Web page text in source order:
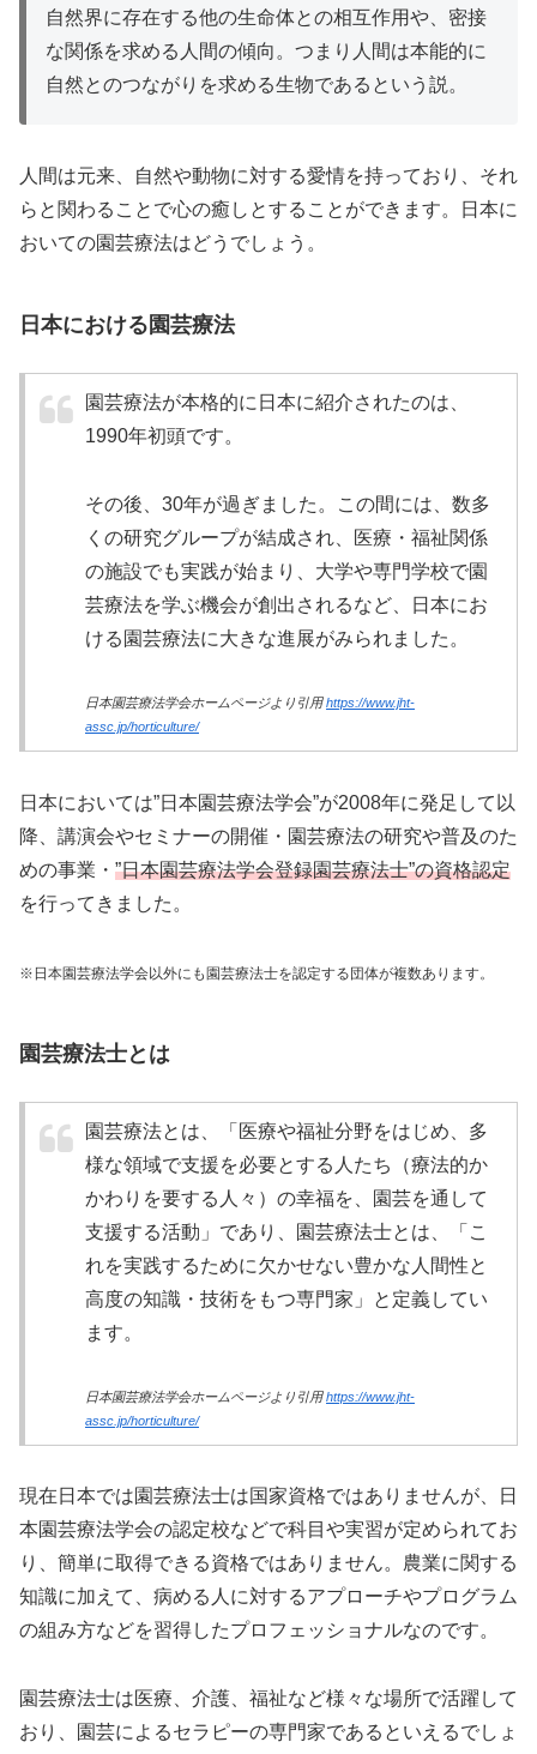
自然界に存在する他の生命体との相互作用や、密接
な関係を求める人間の傾向。つまり人間は本能的に
自然とのつながりを求める生物であるという説。
人間は元来、自然や動物に対する愛情を持っており、それ
らと関わることで心の癒しとすることができます。日本に
おいての園芸療法はどうでしょう。
日本における園芸療法
園芸療法が本格的に日本に紹介されたのは、
1990年初頭です。
その後、30年が過ぎました。この間には、数多
くの研究グループが結成され、医療・福祉関係
の施設でも実践が始まり、大学や専門学校で園
芸療法を学ぶ機会が創出されるなど、日本にお
ける園芸療法に大きな進展がみられました。
日本園芸療法学会ホームページより引用https://www.jht-
assc.jp/horticulture/
日本においては”日本園芸療法学会”が2008年に発足して以
降、講演会やセミナーの開催・園芸療法の研究や普及のた
めの事業・ ”日本園芸療法学会登録園芸療法士”の資格認定
を行ってきました。
※日本園芸療法学会以外にも園芸療法士を認定する団体が複数あります。
園芸療法士とは
園芸療法とは、「医療や福祉分野をはじめ、多
様な領域で支援を必要とする人たち（療法的か
かわりを要する人々）の幸福を、園芸を通して
支援する活動」であり、園芸療法士とは、「こ
れを実践するために欠かせない豊かな人間性と
高度の知識・技術をもつ専門家」と定義してい
ます。
日本園芸療法学会ホームページより引用https://www.jht-
assc.jp/horticulture/
現在日本では園芸療法士は国家資格ではありませんが、日
本園芸療法学会の認定校などで科目や実習が定められてお
り、簡単に取得できる資格ではありません。農業に関する
知識に加えて、病める人に対するアプローチやプログラム
の組み方などを習得したプロフェッショナルなのです。
園芸療法士は医療、介護、福祉など様々な場所で活躍して
おり、園芸によるセラピーの専門家であるといえるでしょ